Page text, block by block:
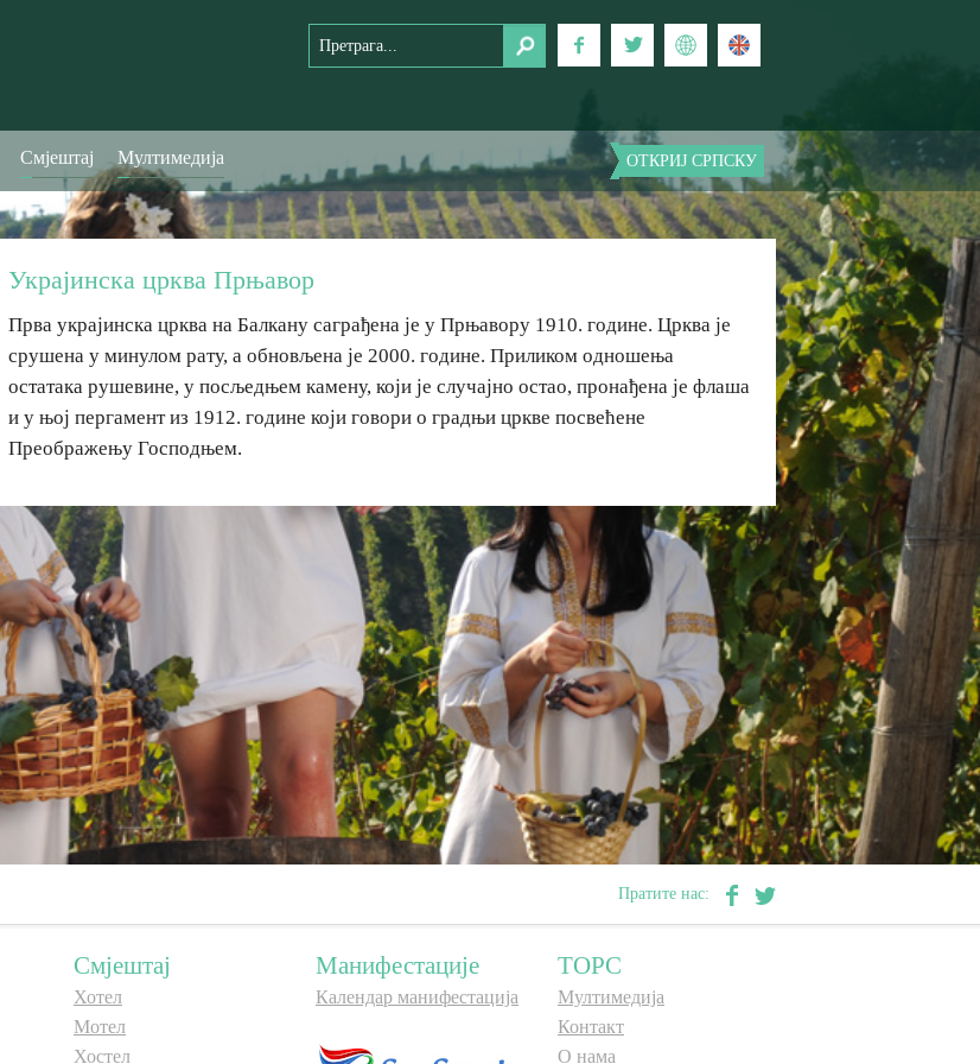
Смјештај Мултимедија ОТКРИЈ СРПСКУ
Украјинска црква Прњавор
Прва украјинска црква на Балкану саграђена је у Прњавору 1910. године. Црква је
срушена у минулом рату, а обновљена је 2000. године. Приликом одношења
остатака рушевине, у посљедњем камену, који је случајно остао, пронађена је флаша
и у њој пергамент из 1912. године који говори о градњи цркве посвећене
Преображењу Господњем.
Пратите нас:
Смјештај
Хотел
Мотел
Хостел
Манифестације
Календар манифестација
ТОРС
Мултимедија
Контакт
О нама